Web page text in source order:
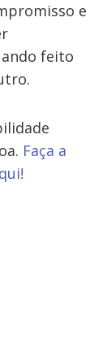
e
feito
Faça a